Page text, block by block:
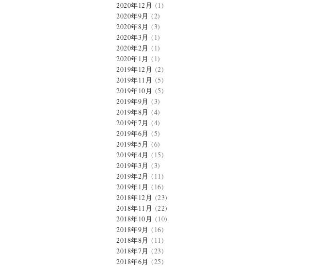
2020年12月 (1)
2020年9月 (2)
2020年8月 (3)
2020年3月 (1)
2020年2月 (1)
2020年1月 (1)
2019年12月 (2)
2019年11月 (5)
2019年10月 (5)
2019年9月 (3)
2019年8月 (4)
2019年7月 (4)
2019年6月 (5)
2019年5月 (6)
2019年4月 (15)
2019年3月 (3)
2019年2月 (11)
2019年1月 (16)
2018年12月 (23)
2018年11月 (22)
2018年10月 (10)
2018年9月 (16)
2018年8月 (11)
2018年7月 (23)
2018年6月 (25)